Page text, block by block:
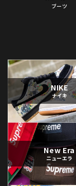
ブーツ
NIKE
ナイキ
New Era
ニューエラ